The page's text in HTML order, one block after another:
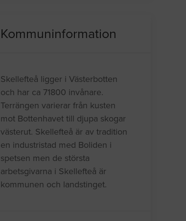
Kommuninformation
Skellefteå ligger i Västerbotten
och har ca 71800 invånare.
Terrängen varierar från kusten
mot Bottenhavet till djupa skogar
västerut. Skellefteå är av tradition
en industristad med Boliden i
spetsen men de största
arbetsgivarna i Skellefteå är
kommunen och landstinget.